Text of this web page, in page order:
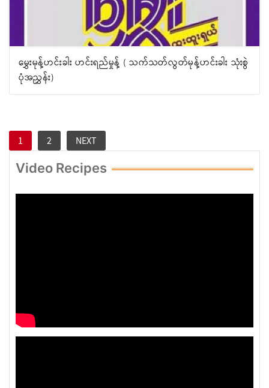
မွှေးမုန့်ဟင်းခါး ဟင်းရည်မှုန့် ( သက်သတ်လွတ်မုန့်ဟင်းခါး သုံးစွဲ
ပုံအညွှန်း)
1 2 NEXT
Video Recipes